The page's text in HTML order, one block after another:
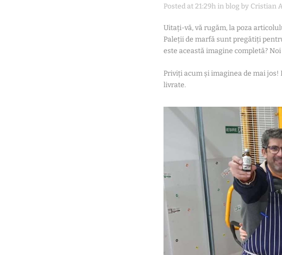
Posted at 21:29hinblog by Cristian
Uitați-vă, vă rugăm, la poza
Paleții de marfă sunt pregătiți
este această imagine completă?
Priviți acum și imaginea de mai
livrate.